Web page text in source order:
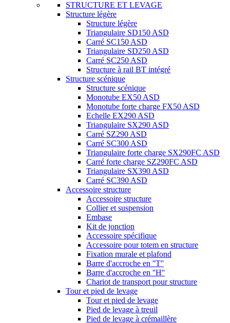
STRUCTURE ET LEVAGE
Structure légère
Structure légère
Triangulaire SD150 ASD
Carré SC150 ASD
Triangulaire SD250 ASD
Carré SC250 ASD
Structure à rail BT intégré
Structure scénique
Structure scénique
Monotube EX50 ASD
Monotube forte charge FX50 ASD
Echelle EX290 ASD
Triangulaire SX290 ASD
Carré SZ290 ASD
Carré SC300 ASD
Triangulaire forte charge SX290FC ASD
Carré forte charge SZ290FC ASD
Triangulaire SX390 ASD
Carré SC390 ASD
Accessoire structure
Accessoire structure
Collier et suspension
Embase
Kit de jonction
Accessoire spécifique
Accessoire pour totem en structure
Fixation murale et plafond
Barre d'accroche en ''T''
Barre d'accroche en ''H''
Chariot de transport pour structure
Tour et pied de levage
Tour et pied de levage
Pied de levage à treuil
Pied de levage à crémaillère